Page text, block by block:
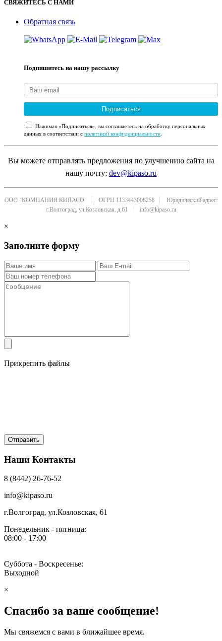
СВЯЖИТЕСЬ С НАМИ
Обратная связь
Подпишитесь на нашу рассылку
Подписаться
Нажимая «Подписаться», вы соглашаетесь на обработку персональных
данных в соответствии с политикой конфиденциальности
Вы можете отправлять предложения по улучшению сайта на
нашу почту: dev@kipaso.ru
ООО "КОМПАНИЯ КИПАСО" ОГРН 1133443008258
Юридический адрес:
г.Волгоград, ул.Козловская, д.61
info@kipaso.ru
×
Заполните форму
Прикрепить файлы
Наши Контакты
8 (8442) 26-76-52
info@kipaso.ru
г.Волгоград, ул.Козловская, 61
Понедельник - пятница:
08:00 - 17:00
Суббота - Воскресенье:
Выходной
×
Спасибо за ваше сообщение!
Мы свяжемся с вами в ближайшее время.